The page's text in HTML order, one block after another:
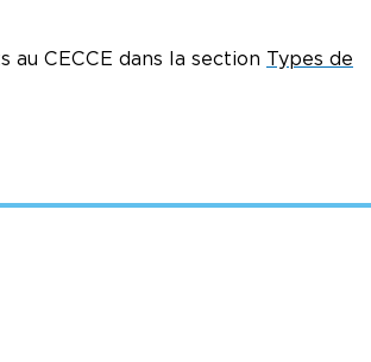
CECCE dans la section Types de